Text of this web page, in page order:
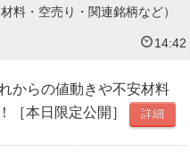
材料・空売り・関連銘柄など）
14:42
からの値動きや不安材料
［本日限定公開］
詳細